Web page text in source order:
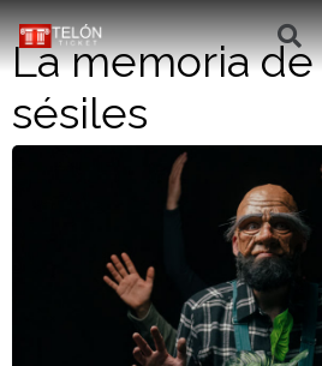
La memoria
sésiles